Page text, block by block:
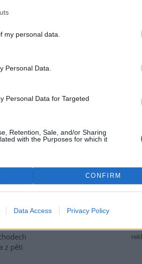
my personal data.
Personal Data.
Personal Data for Targeted
Retention, Sale, and/or Sharing
with the Purposes for which it
CONFIRM
Data Access Privacy Policy
ze
na
vůle,
na
z pěti